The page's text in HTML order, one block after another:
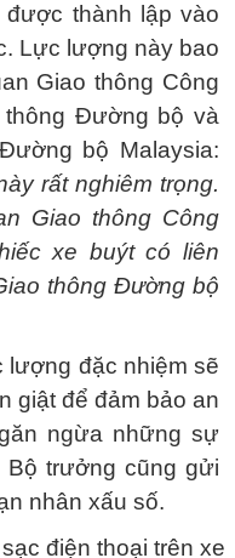
thành lập vào
Lực lượng này bao
Giao thông Công
Đường bộ và
bộ Malaysia:
rất nghiêm trọng.
Giao thông Công
xe buýt có liên
thông Đường bộ
lượng đặc nhiệm sẽ
giật để đảm bảo an
ngừa những sự
trưởng cũng gửi
nhân xấu số.